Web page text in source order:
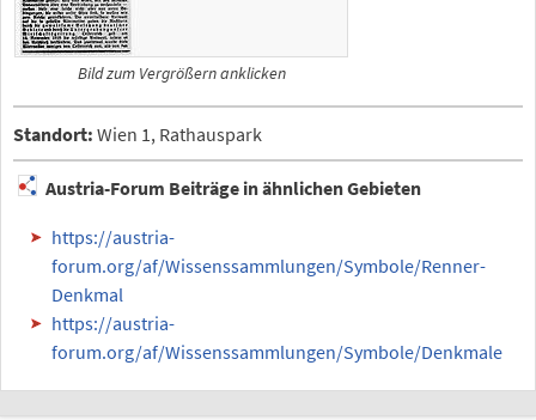
Bild zum Vergrößern anklicken
Standort: Wien 1, Rathauspark
Austria-Forum Beiträge in ähnlichen Gebieten
https://austria-
forum.org/af/Wissenssammlungen/Symbole/Renner-
Denkmal
https://austria-
forum.org/af/Wissenssammlungen/Symbole/Denkmale